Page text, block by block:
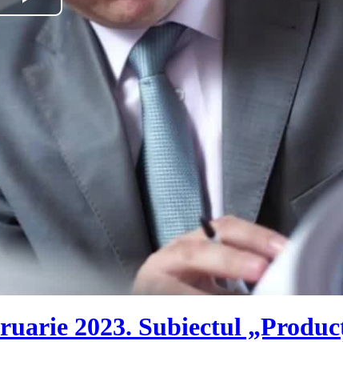
Play
Video
2023. Subiectul